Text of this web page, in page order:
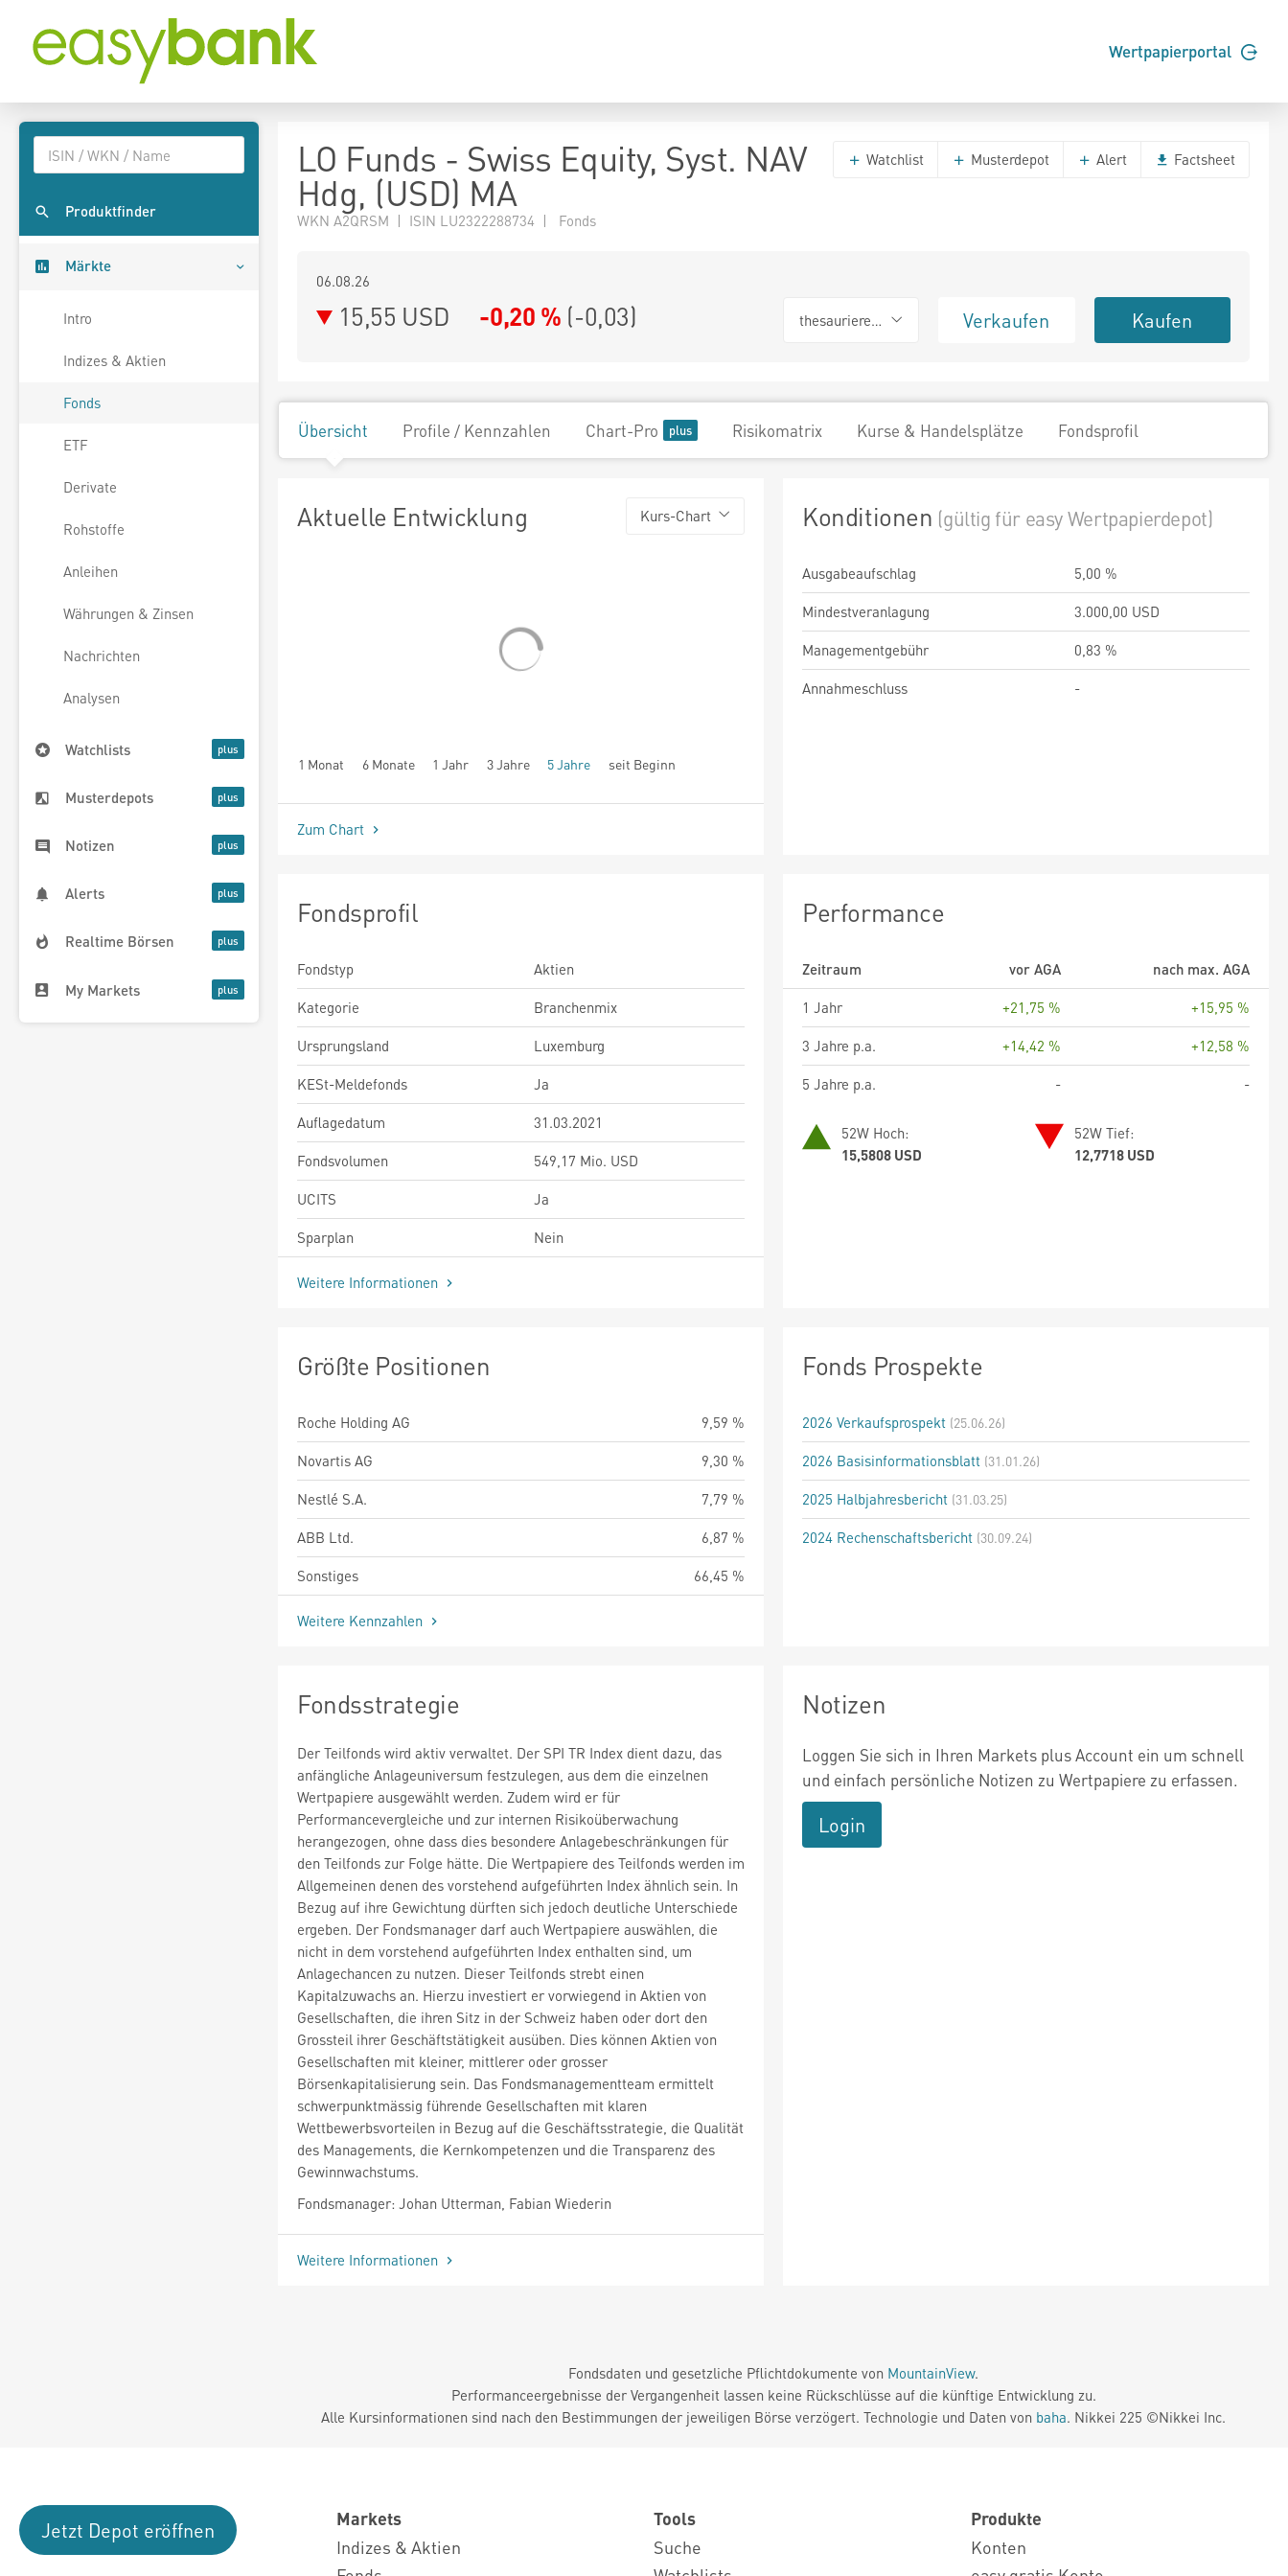
Wertpapierportal
Produktfinder
Märkte
Intro
Indizes & Aktien
Fonds
ETF
Derivate
Rohstoffe
Anleihen
Währungen & Zinsen
Nachrichten
Analysen
Watchlists
Musterdepots
Notizen
Alerts
Realtime Börsen
My Markets
LO Funds - Swiss Equity, Syst. NAV
Hdg, (USD) MA
WKN A2QRSM | ISIN LU2322288734 | Fonds
Watchlist Musterdepot Alert Factsheet
06.08.26
15,55 USD -0,20 % (-0,03) thesaurierend Verkaufen Kaufen
Übersicht Profile / Kennzahlen Chart-Pro Risikomatrix Kurse & Handelsplätze Fondsprofil
Aktuelle Entwicklung Kurs-Chart
1 Monat 6 Monate 1 Jahr 3 Jahre 5 Jahre seit Beginn
Zum Chart
Konditionen (gültig für easy Wertpapierdepot)
Ausgabeaufschlag
5,00 %
Mindestveranlagung
3.000,00 USD
Managementgebühr
0,83 %
Annahmeschluss
-
Fondsprofil
Fondstyp
Aktien
Kategorie
Branchenmix
Ursprungsland
Luxemburg
KESt-Meldefonds
Ja
Auflagedatum
31.03.2021
Fondsvolumen
549,17 Mio. USD
UCITS
Ja
Sparplan
Nein
Weitere Informationen
Performance
Zeitraum vor AGA
nach max. AGA
1 Jahr
+21,75 %
+15,95 %
3 Jahre p.a.
+14,42 %
+12,58 %
5 Jahre p.a.
- -
52W Hoch:
15,5808 USD
52W Tief:
12,7718 USD
Größte Positionen
Roche Holding AG
9,59 %
Novartis AG
9,30 %
Nestlé S.A.
7,79 %
ABB Ltd.
6,87 %
Sonstiges
66,45 %
Weitere Kennzahlen
Fonds Prospekte
2026 Verkaufsprospekt (25.06.26)
2026 Basisinformationsblatt (31.01.26)
2025 Halbjahresbericht (31.03.25)
2024 Rechenschaftsbericht (30.09.24)
Fondsstrategie
Der Teilfonds wird aktiv verwaltet. Der SPI TR Index dient dazu, das
anfängliche Anlageuniversum festzulegen, aus dem die einzelnen
Wertpapiere ausgewählt werden. Zudem wird er für
Performancevergleiche und zur internen Risikoüberwachung
herangezogen, ohne dass dies besondere Anlagebeschränkungen für
den Teilfonds zur Folge hätte. Die Wertpapiere des Teilfonds werden im
Allgemeinen denen des vorstehend aufgeführten Index ähnlich sein. In
Bezug auf ihre Gewichtung dürften sich jedoch deutliche Unterschiede
ergeben. Der Fondsmanager darf auch Wertpapiere auswählen, die
nicht in dem vorstehend aufgeführten Index enthalten sind, um
Anlagechancen zu nutzen. Dieser Teilfonds strebt einen
Kapitalzuwachs an. Hierzu investiert er vorwiegend in Aktien von
Gesellschaften, die ihren Sitz in der Schweiz haben oder dort den
Grossteil ihrer Geschäftstätigkeit ausüben. Dies können Aktien von
Gesellschaften mit kleiner, mittlerer oder grosser
Börsenkapitalisierung sein. Das Fondsmanagementteam ermittelt
schwerpunktmässig führende Gesellschaften mit klaren
Wettbewerbsvorteilen in Bezug auf die Geschäftsstrategie, die Qualität
des Managements, die Kernkompetenzen und die Transparenz des
Gewinnwachstums.
Fondsmanager: Johan Utterman, Fabian Wiederin
Weitere Informationen
Notizen
Loggen Sie sich in Ihren Markets plus Account ein um schnell
und einfach persönliche Notizen zu Wertpapiere zu erfassen.
Login
Fondsdaten und gesetzliche Pflichtdokumente von MountainView.
Performanceergebnisse der Vergangenheit lassen keine Rückschlüsse auf die künftige Entwicklung zu.
Alle Kursinformationen sind nach den Bestimmungen der jeweiligen Börse verzögert. Technologie und Daten von baha. Nikkei 225 ©Nikkei Inc.
Jetzt Depot eröffnen
Markets
Indizes & Aktien
Tools
Suche
Produkte
Konten